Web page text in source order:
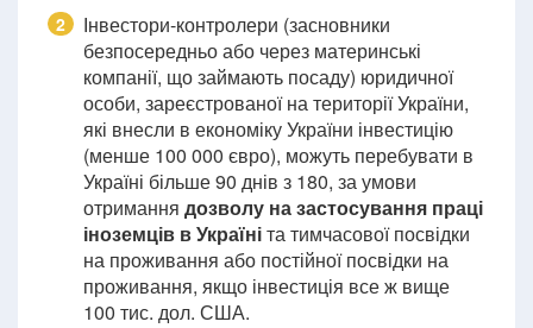
2
Інвестори-контролери (засновники
безпосередньо або через материнські
компанії, що займають посаду) юридичної
особи, зареєстрованої на території України,
які внесли в економіку України інвестицію
(менше 100 000 євро), можуть перебувати в
Україні більше 90 днів з 180, за умови
отримання дозволу на застосування праці
іноземців в Україніта тимчасової посвідки
на проживання або постійної посвідки на
проживання, якщо інвестиція все ж вище
100 тис. дол. США.